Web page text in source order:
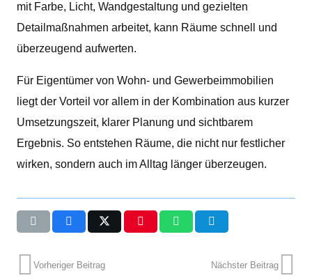
mit Farbe, Licht, Wandgestaltung und gezielten
Detailmaßnahmen arbeitet, kann Räume schnell und
überzeugend aufwerten.
Für Eigentümer von Wohn- und Gewerbeimmobilien
liegt der Vorteil vor allem in der Kombination aus kurzer
Umsetzungszeit, klarer Planung und sichtbarem
Ergebnis. So entstehen Räume, die nicht nur festlicher
wirken, sondern auch im Alltag länger überzeugen.
Vorheriger Beitrag Nächster Beitrag